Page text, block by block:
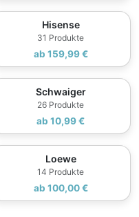
Hisense
31 Produkte
ab 159,99 €
Schwaiger
26 Produkte
ab 10,99 €
Loewe
14 Produkte
ab 100,00 €